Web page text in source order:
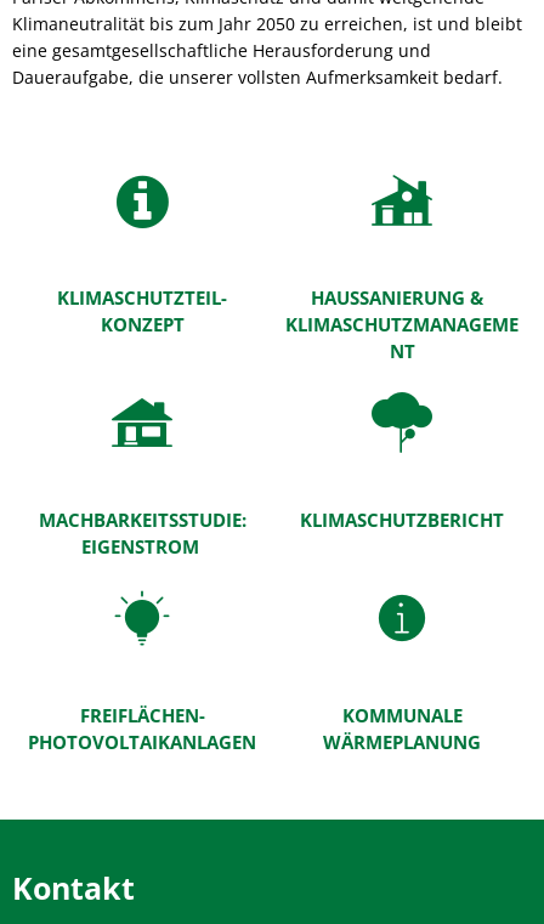
Klimaneutralität bis zum Jahr 2050 zu erreichen, ist und bleibt
eine gesamtgesellschaftliche Herausforderung und
Daueraufgabe, die unserer vollsten Aufmerksamkeit bedarf.
KLIMASCHUTZTEIL-
KONZEPT
HAUSSANIERUNG &
KLIMASCHUTZMANAGEME
NT
MACHBARKEITSSTUDIE:
EIGENSTROM
KLIMASCHUTZBERICHT
FREIFLÄCHEN-
PHOTOVOLTAIKANLAGEN
KOMMUNALE
WÄRMEPLANUNG
Kontakt